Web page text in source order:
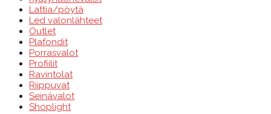
Lattia/pöytä
Led valonlähteet
Outlet
Plafondit
Porrasvalot
Profiilit
Ravintolat
Riippuvat
Seinävalot
Shoplight